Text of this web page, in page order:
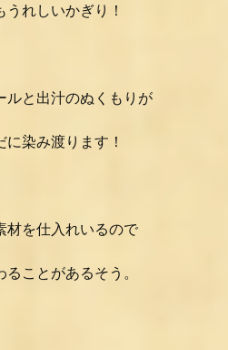
れしいかぎり！
ルと出汁のぬくもりが
染み渡ります！
材を仕入れいるので
ことがあるそう。